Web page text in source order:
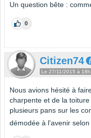
Un question bête :
0
Citizen74
Le 27/11/2015 à
Nous avions hésité à
charpente et de la
plusieurs pans sur les
démodée à l'avenir selon